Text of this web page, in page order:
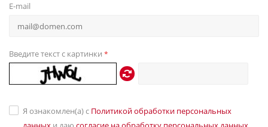
E-mail
Введите текст с картинки *
Я ознакомлен(а) с Политикой обработки персональных